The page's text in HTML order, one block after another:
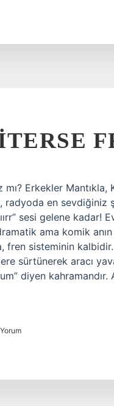
Erkekler
radyoda en sevdiğiniz
sesi gelene
ama komik
fren sisteminin
sürtünerek aracı
diyen